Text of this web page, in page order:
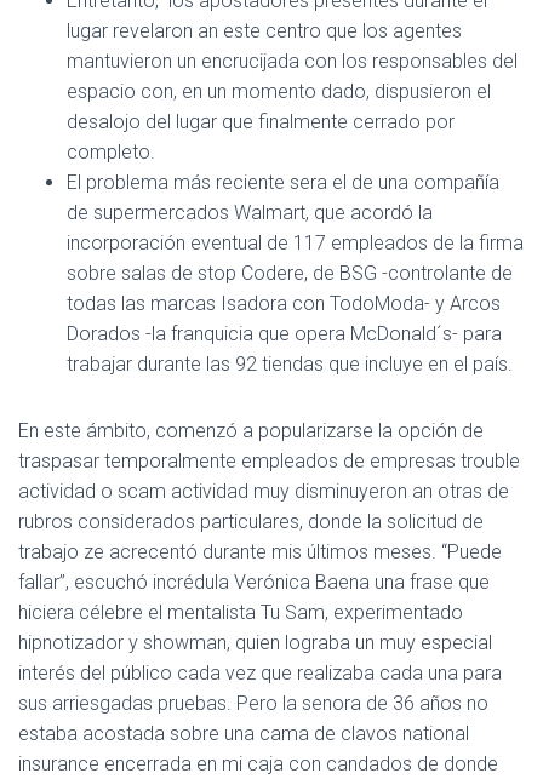
lugar revelaron an este centro que los agentes
mantuvieron un encrucijada con los responsables del
espacio con, en un momento dado, dispusieron el
desalojo del lugar que finalmente cerrado por
completo.
El problema más reciente sera el de una compañía
de supermercados Walmart, que acordó la
incorporación eventual de 117 empleados de la firma
sobre salas de stop Codere, de BSG -controlante de
todas las marcas Isadora con TodoModa- y Arcos
Dorados -la franquicia que opera McDonald´s- para
trabajar durante las 92 tiendas que incluye en el país.
En este ámbito, comenzó a popularizarse la opción de
traspasar temporalmente empleados de empresas trouble
actividad o scam actividad muy disminuyeron an otras de
rubros considerados particulares, donde la solicitud de
trabajo ze acrecentó durante mis últimos meses. “Puede
fallar”, escuchó incrédula Verónica Baena una frase que
hiciera célebre el mentalista Tu Sam, experimentado
hipnotizador y showman, quien lograba un muy especial
interés del público cada vez que realizaba cada una para
sus arriesgadas pruebas. Pero la senora de 36 años no
estaba acostada sobre una cama de clavos national
insurance encerrada en mi caja con candados de donde